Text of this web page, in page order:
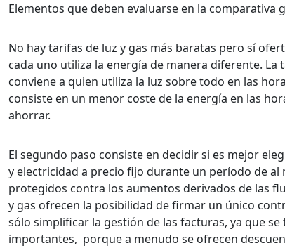
Elementos que deben evaluarse en la comparativa
No hay tarifas de luz y gas más baratas pero sí
cada uno utiliza la energía de manera diferente.
conviene a quien utiliza la luz sobre todo en las
consiste en un menor coste de la energía en las
ahorrar.
El segundo paso consiste en decidir si es mejor
y electricidad a precio fijo durante un período de
protegidos contra los aumentos derivados de las
y gas ofrecen la posibilidad de firmar un único
sólo simplificar la gestión de las facturas, ya que
importantes, porque a menudo se ofrecen